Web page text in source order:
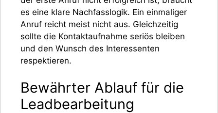
es eine klare Nachfasslogik. Ein einmaliger
Anruf reicht meist nicht aus. Gleichzeitig
sollte die Kontaktaufnahme seriös bleiben
und den Wunsch des Interessenten
respektieren.
Bewährter Ablauf für die
Leadbearbeitung